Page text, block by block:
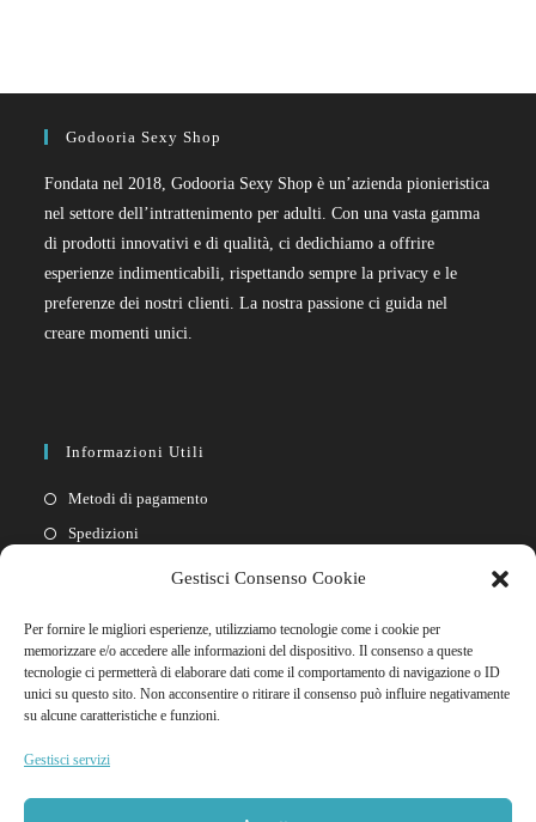
Gestisci Consenso Cookie
Per fornire le migliori esperienze, utilizziamo tecnologie come i cookie per
memorizzare e/o accedere alle informazioni del dispositivo. Il consenso a queste
tecnologie ci permetterà di elaborare dati come il comportamento di navigazione o ID
unici su questo sito. Non acconsentire o ritirare il consenso può influire negativamente
su alcune caratteristiche e funzioni.
Gestisci servizi
Godooria Sexy Shop
Fondata nel 2018, Godooria Sexy Shop è un’azienda pionieristica
nel settore dell’intrattenimento per adulti. Con una vasta gamma
di prodotti innovativi e di qualità, ci dedichiamo a offrire
esperienze indimenticabili, rispettando sempre la privacy e le
preferenze dei nostri clienti. La nostra passione ci guida nel
creare momenti unici.
Informazioni Utili
Metodi di pagamento
Spedizioni
Cookie policy
Link Rapidi